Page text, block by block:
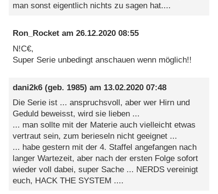
man sonst eigentlich nichts zu sagen hat....
Ron_Rocket am26.12.2020 08:55
N!C€,
Super Serie unbedingt anschauen wenn möglich!!
dani2k6 (geb. 1985) am 13.02.2020 07:48
Die Serie ist ... anspruchsvoll, aber wer Hirn und
Geduld beweisst, wird sie lieben ...
... man sollte mit der Materie auch vielleicht etwas
vertraut sein, zum berieseln nicht geeignet ...
... habe gestern mit der 4. Staffel angefangen nach
langer Wartezeit, aber nach der ersten Folge sofort
wieder voll dabei, super Sache ... NERDS vereinigt
euch, HACK THE SYSTEM ....